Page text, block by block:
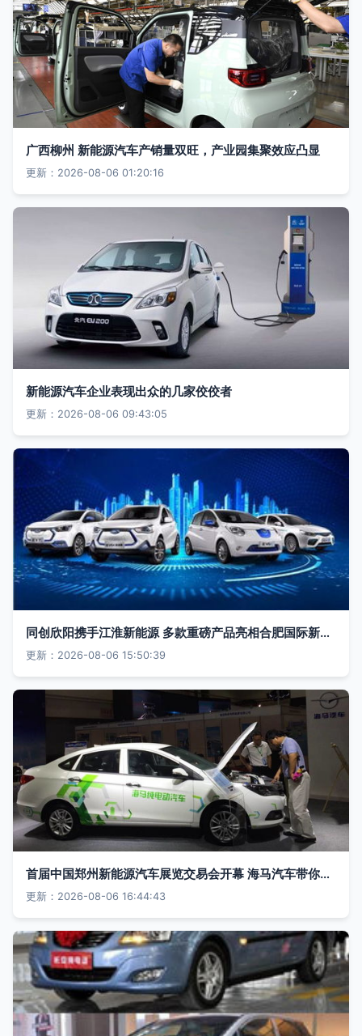
广西柳州 新能源汽车产销量双旺，产业园集聚效应凸显
更新：2026-08-06 01:20:16
新能源汽车企业表现出众的几家佼佼者
更新：2026-08-06 09:43:05
同创欣阳携手江淮新能源 多款重磅产品亮相合肥国际新能源与节能汽车展览会
更新：2026-08-06 15:50:39
首届中国郑州新能源汽车展览交易会开幕 海马汽车带你领略电动未来
更新：2026-08-06 16:44:43